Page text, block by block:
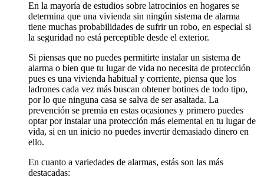
En la mayoría de estudios sobre latrocinios en hogares se
determina que una vivienda sin ningún sistema de alarma
tiene muchas probabilidades de sufrir un robo, en especial si
la seguridad no está perceptible desde el exterior.
Si piensas que no puedes permitirte instalar un sistema de
alarma o bien que tu lugar de vida no necesita de protección
pues es una vivienda habitual y corriente, piensa que los
ladrones cada vez más buscan obtener botines de todo tipo,
por lo que ninguna casa se salva de ser asaltada. La
prevención se premia en estas ocasiones y primero puedes
optar por instalar una protección más elemental en tu lugar de
vida, si en un inicio no puedes invertir demasiado dinero en
ello.
En cuanto a variedades de alarmas, estás son las más
destacadas: